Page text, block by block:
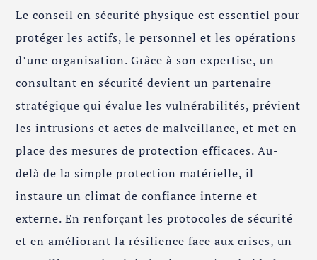
Le conseil en sécurité physique est essentiel pour
protéger les actifs, le personnel et les opérations
d’une organisation. Grâce à son expertise, un
consultant en sécurité devient un partenaire
stratégique qui évalue les vulnérabilités, prévient
les intrusions et actes de malveillance, et met en
place des mesures de protection efficaces. Au-
delà de la simple protection matérielle, il
instaure un climat de confiance interne et
externe. En renforçant les protocoles de sécurité
et en améliorant la résilience face aux crises, un